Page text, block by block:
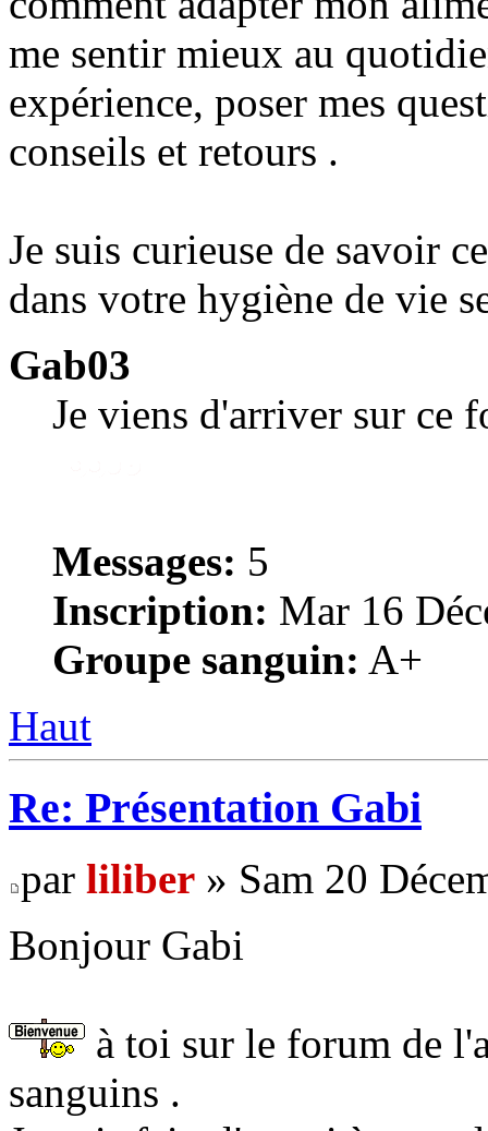
me sentir mieux au
expérience, poser mes
conseils et retours .
Je suis curieuse de savoir
dans votre hygiène de vie
Gab03
Je viens d'arriver sur ce
Messages: 5
Inscription: Mar 16
Groupe sanguin: A+
Haut
Re: Présentation Gabi
par liliber » Sam 20
Bonjour Gabi
à toi sur le forum de
sanguins .